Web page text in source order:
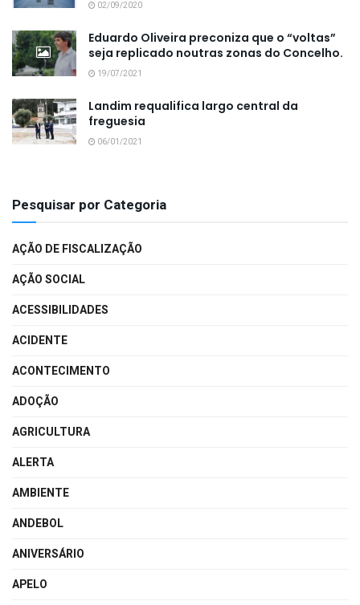
02/09/2020
Eduardo Oliveira preconiza que o “voltas”
seja replicado noutras zonas do Concelho.
19/07/2021
Landim requalifica largo central da
freguesia
06/01/2021
Pesquisar por Categoria
AÇÃO DE FISCALIZAÇÃO
AÇÃO SOCIAL
ACESSIBILIDADES
ACIDENTE
ACONTECIMENTO
ADOÇÃO
AGRICULTURA
ALERTA
AMBIENTE
ANDEBOL
ANIVERSÁRIO
APELO